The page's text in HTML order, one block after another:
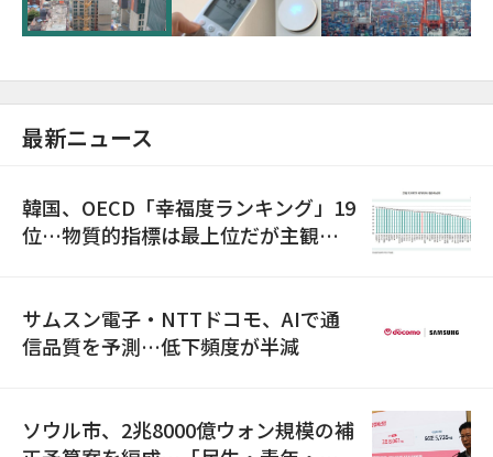
最新ニュース
韓国、OECD「幸福度ランキング」19
位…物質的指標は最上位だが主観的
サムスン電子・NTTドコモ、AIで通
信品質を予測…低下頻度が半減
ソウル市、2兆8000億ウォン規模の補